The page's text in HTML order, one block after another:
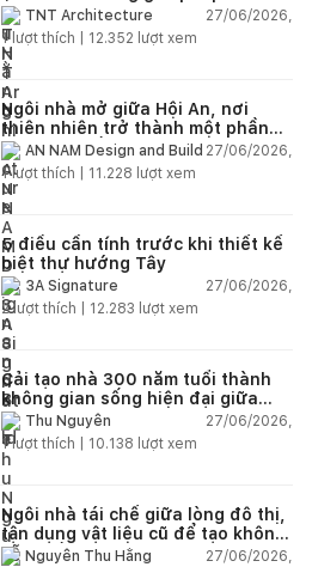
lại không gian
TNT Architecture
27/06/2026,
1lượt thích | 12.352 lượt xem
Ngôi nhà mở giữa Hội An, nơi
thiên nhiên trở thành một phần
của cuộc sống
AN NAM Design and Build 27/06/2026,
1lượt thích | 11.228 lượt xem
5 điều cần tính trước khi thiết kế
biệt thự hướng Tây
3A Signature
27/06/2026,
2lượt thích | 12.283 lượt xem
Cải tạo nhà 300 năm tuổi thành
không gian sống hiện đại giữa
thiên nhiên
Thu Nguyễn
27/06/2026,
1lượt thích | 10.138 lượt xem
Ngôi nhà tái chế giữa lòng đô thị,
tận dụng vật liệu cũ để tạo không
gian sống linh hoạt
Nguyễn Thu Hằng
27/06/2026,